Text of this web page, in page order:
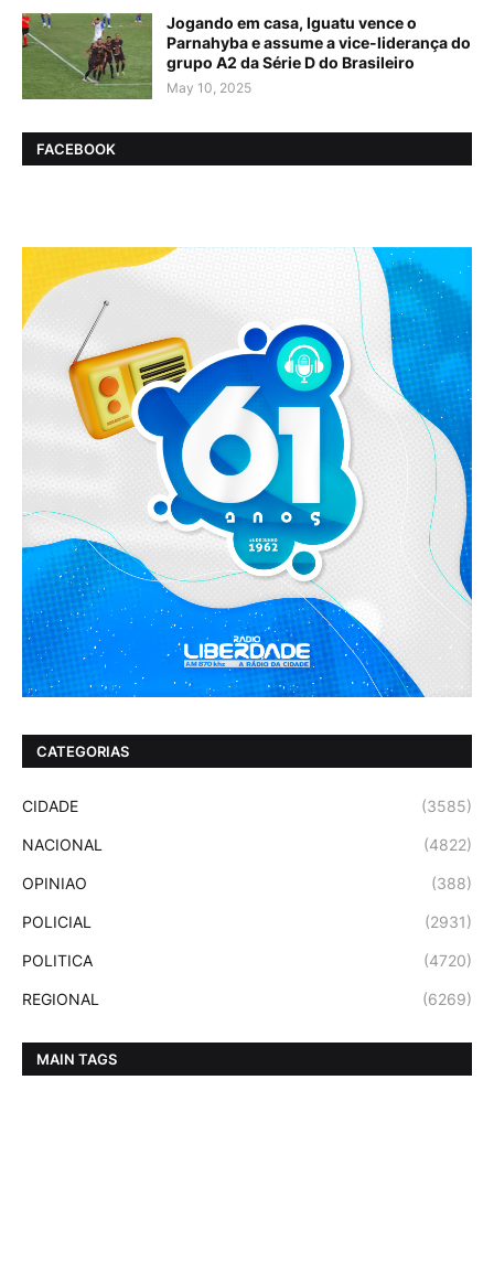
Jogando em casa, Iguatu vence o
Parnahyba e assume a vice-liderança do
grupo A2 da Série D do Brasileiro
May 10, 2025
FACEBOOK
CATEGORIAS
CIDADE (3585)
NACIONAL (4822)
OPINIAO (388)
POLICIAL (2931)
POLITICA (4720)
REGIONAL (6269)
MAIN TAGS